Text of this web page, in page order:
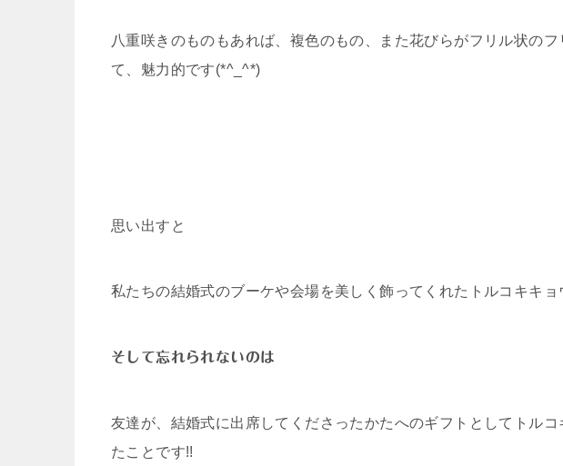
八重咲きのものもあれば、複色のもの、また花びらがフリル状の
て、魅力的です(*^_^*)
思い出すと
私たちの結婚式のブーケや会場を美しく飾ってくれたトルコキキョ
そして忘れられないのは
友達が、結婚式に出席してくださったかたへのギフトとしてトル
たことです!!